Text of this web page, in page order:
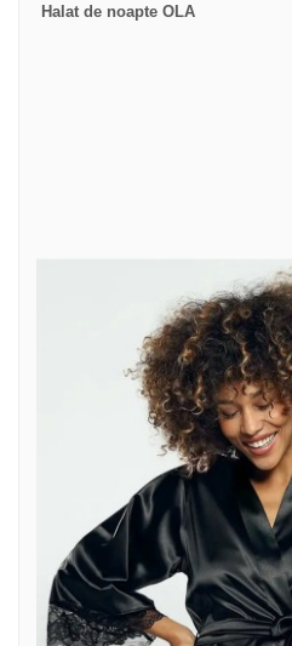
Halat de noapte OLA